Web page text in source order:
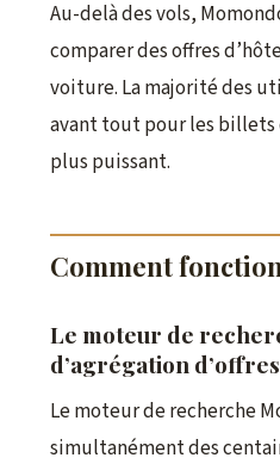
Au-delà des vols,
comparer des offres
voiture. La majorité des
avant tout pour les billets
plus puissant.
Comment
Le moteur de
d’agrégation d’offres
Le moteur de recherche
simultanément des